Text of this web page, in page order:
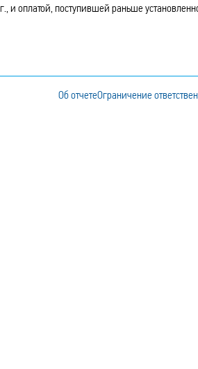
и оплатой, поступившей раньше
Об отчетеОграничение